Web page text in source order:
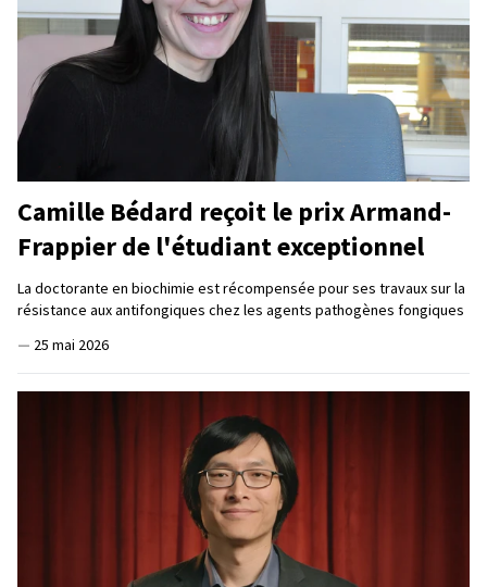
Camille Bédard reçoit le prix Armand-
Frappier de l'étudiant exceptionnel
La doctorante en biochimie est récompensée pour ses travaux sur la
résistance aux antifongiques chez les agents pathogènes fongiques
— 25 mai 2026